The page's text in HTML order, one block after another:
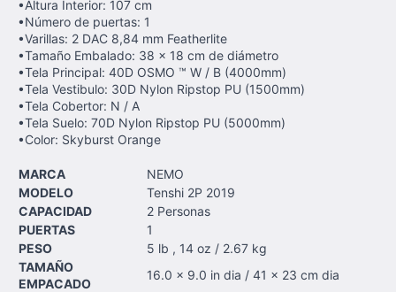
•Altura Interior: 107 cm
•Número de puertas: 1
•Varillas: 2 DAC 8,84 mm Featherlite
•Tamaño Embalado: 38 x 18 cm de diámetro
•Tela Principal: 40D OSMO ™ W / B (4000mm)
•Tela Vestibulo: 30D Nylon Ripstop PU (1500mm)
•Tela Cobertor: N / A
•Tela Suelo: 70D Nylon Ripstop PU (5000mm)
•Color: Skyburst Orange
MARCA
NEMO
MODELO
Tenshi 2P 2019
CAPACIDAD
2 Personas
PUERTAS
1
PESO
5 lb , 14 oz / 2.67 kg
TAMAÑO
EMPACADO
16.0 x 9.0 in dia / 41 x 23 cm dia